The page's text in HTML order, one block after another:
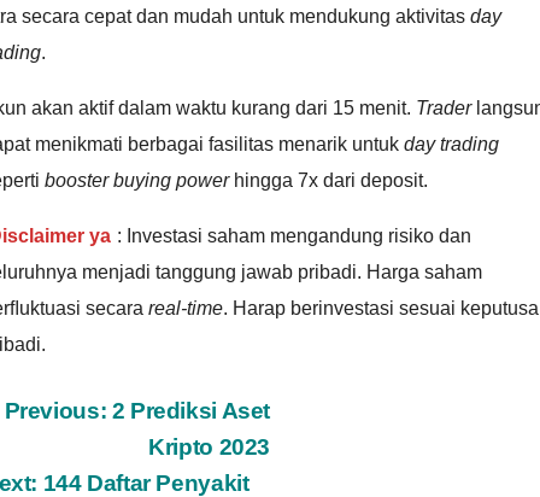
secara cepat dan mudah untuk mendukung aktivitas day
.
akan aktif dalam waktu kurang dari 15 menit. Trader
menikmati berbagai fasilitas menarik untuk day trading
booster buying powerhingga 7x dari deposit.
ya : Investasi saham mengandung risiko dan
menjadi tanggung jawab pribadi. Harga saham
secara real-time. Harap berinvestasi sesuai
Previous: 2 Prediksi Aset
Kripto 2023
144 Daftar Penyakit